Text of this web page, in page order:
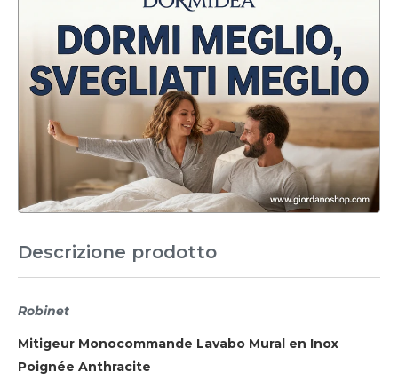
Descrizione prodotto
Robinet
Mitigeur Monocommande Lavabo Mural en Inox
Poignée Anthracite